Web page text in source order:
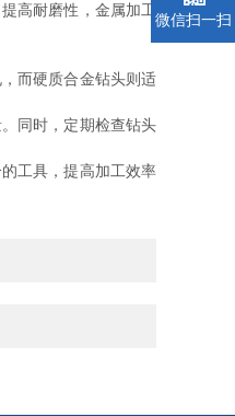
高耐磨性，金属加工
而硬质合金钻头则适
同时，定期检查钻头
工具，提高加工效率
微信扫一扫